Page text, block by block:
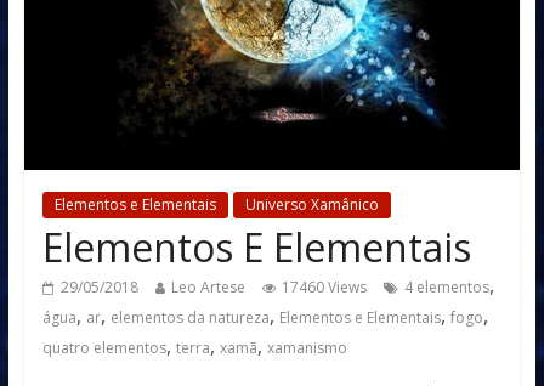
Elementos e Elementais Universo Xamânico
Elementos E Elementais
29/05/2018 Leo Artese 17460 Views 4 elementos,
água, ar, elementos da natureza, Elementos e Elementais, fogo,
quatro elementos, terra, xamã, xamanismo